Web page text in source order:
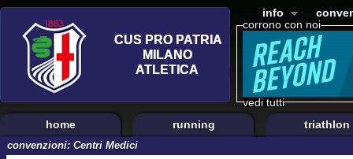
corrono con noi
vedi tutti
info
home running triathlon
convenzioni: Centri Medici